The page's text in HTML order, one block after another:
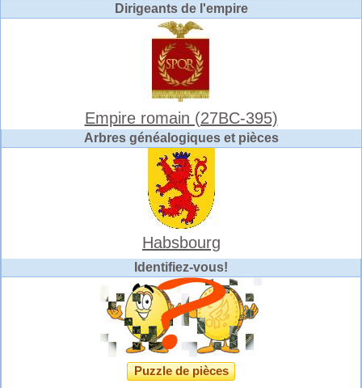
Dirigeants de l'empire
Empire romain (27BC-395)
Arbres généalogiques et pièces
Habsbourg
Identifiez-vous!
Puzzle de pièces